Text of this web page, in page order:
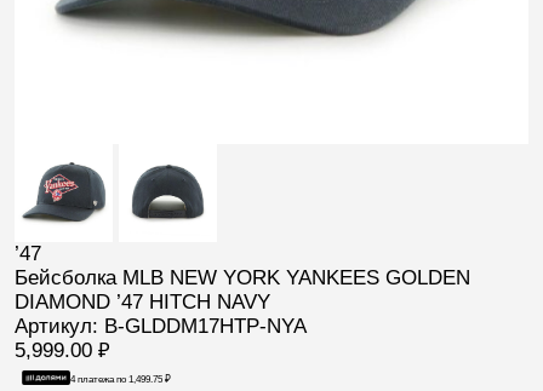
’47
Бейсболка MLB NEW YORK YANKEES GOLDEN
DIAMOND ’47 HITCH NAVY
Артикул: B-GLDDM17HTP-NYA
5,999.00 ₽
4 платежа по 1,499.75 ₽